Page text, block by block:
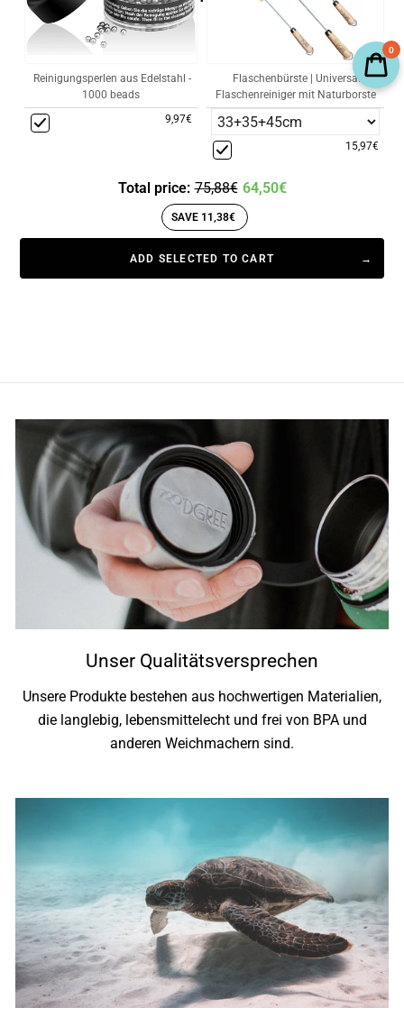
Reinigungsperlen aus Edelstahl -
1000 beads
9,97€
Flaschenbürste | Universal
Flaschenreiniger mit Naturborste
15,97€
Total price: 75,88€ 64,50€
SAVE 11,38€
ADD SELECTED TO CART
Unser Qualitätsversprechen
Unsere Produkte bestehen aus hochwertigen Materialien,
die langlebig, lebensmittelecht und frei von BPA und
anderen Weichmachern sind.
0